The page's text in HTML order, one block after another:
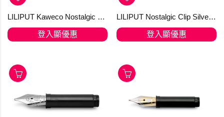
LILIPUT Kaweco Nostalgic Clip Black "M" Fountain Pen and Ball Pen with Cap
登入顯優惠
LILIPUT Nostalgic Clip Silver "S" for the Ball Pen
登入顯優惠